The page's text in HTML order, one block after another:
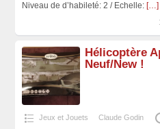
Niveau de d’habileté: 2 / Echelle: […]
Hélicoptère
Neuf/New !
Jeux et Jouets Claude Godin